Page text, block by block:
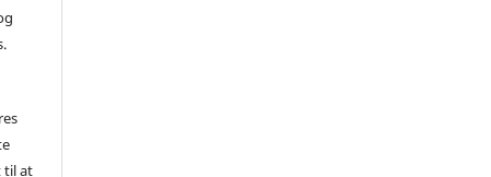
til at